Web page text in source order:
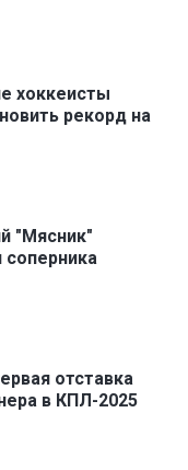
хоккеисты
рекорд на
"Мясник"
отставка
в КПЛ-2025